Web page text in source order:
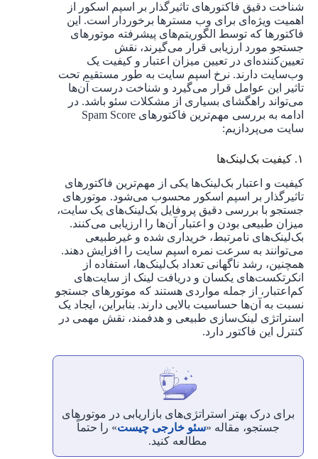
شناخت دقیق فاکتورهای تاثیرگذار بر اسپم اسکور از
اهمیت ویژه‌ای برای وب مسترها برخوردار است. این
فاکتورها که توسط الگوریتم‌های پیشرفته موتورهای
جستجو مورد ارزیابی قرار می‌گیرند، نقش
تعیین‌کننده‌ای در تعیین میزان اعتبار و کیفیت یک
وب‌سایت دارند. نرخ اسپم سایت به طور مستقیم تحت
تاثیر این عوامل قرار می‌گیرد و شناخت درست آن‌ها
می‌تواند راهگشای بسیاری از مشکلات سئو باشد. در
ادامه به بررسی مهم‌ترین فاکتورهای Spam Score
سایت می‌پردازیم:
۱. کیفیت بک‌لینک‌ها
کیفیت و اعتبار بک‌لینک‌ها یکی از مهم‌ترین فاکتورهای
تاثیرگذار بر اسپم اسکور محسوب می‌شود. موتورهای
جستجو با بررسی دقیق پروفایل بک‌لینک‌های یک سایت،
میزان طبیعی بودن و اعتبار آن‌ها را ارزیابی می‌کنند.
بک‌لینک‌های نامرتبط، خریداری شده و غیرطبیعی
می‌توانند به سرعت نمره اسپم سایت را افزایش دهند.
همچنین، رشد ناگهانی تعداد بک‌لینک‌ها، استفاده از
انکرتکست‌های یکسان و دریافت لینک از سایت‌های
کم‌اعتبار، از جمله مواردی هستند که موتورهای جستجو
نسبت به آن‌ها حساسیت بالایی دارند. بنابراین، ایجاد یک
استراتژی لینک‌سازی طبیعی و هدفمند، نقش مهمی در
کنترل این فاکتور دارد.
برای درک بهتر استراتژی‌های بازاریابی در موتورهای
جستجو، مقاله «سئو خارجی چیست» را حتماً
مطالعه کنید.